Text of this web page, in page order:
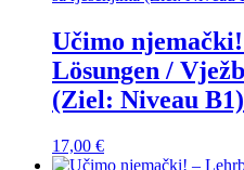
Učimo
Lösungen /
(Ziel: Niveau B1)
17,00 €